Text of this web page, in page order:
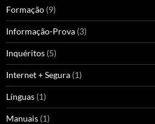
Formação (9)
Informação-Prova (3)
Inquéritos (5)
Internet + Segura (1)
Línguas (1)
Manuais (1)